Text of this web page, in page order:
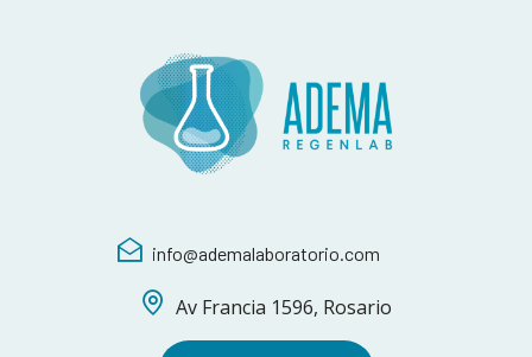
info@ademalaboratorio.com
Av Francia 1596, Rosario